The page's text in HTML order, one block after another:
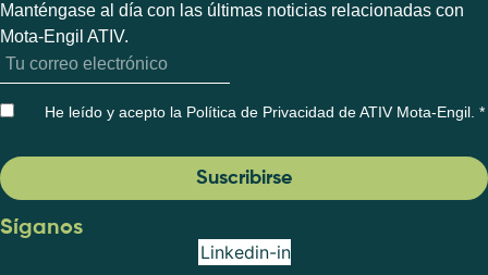
Manténgase al día con las últimas noticias relacionadas con
Mota-Engil ATIV.
He leído y acepto la Política de Privacidad de ATIV Mota-Engil. *
Suscribirse
Síganos
Linkedin-in